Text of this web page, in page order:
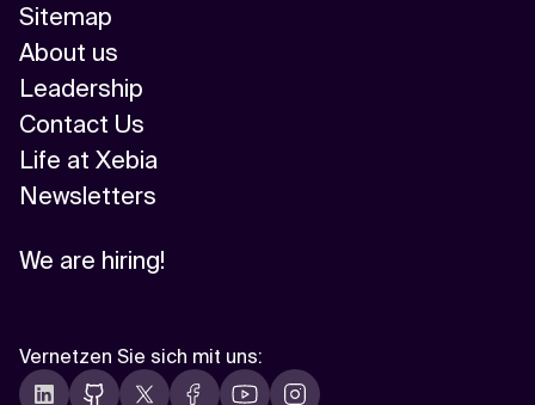
Sitemap
About us
Leadership
Contact Us
Life at Xebia
Newsletters
We are hiring!
Vernetzen Sie sich mit uns: